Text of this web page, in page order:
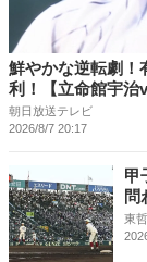
鮮やかな逆転劇！
利！【立命館宇治
朝日放送テレビ
2026/8/7 20:17
甲
問
東